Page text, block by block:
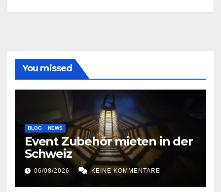
You missed
BLOG NEWS
Event Zubehör mieten in der
Schweiz
06/08/2026 KEINE KOMMENTARE